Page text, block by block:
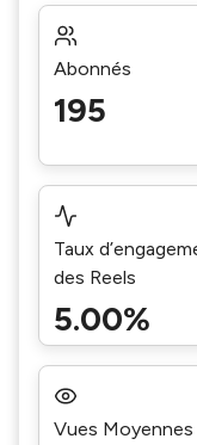
Abonnés
195
Taux
des Reels
5.00%
Vues Moyennes